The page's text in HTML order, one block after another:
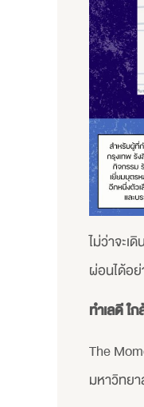
ไม่ว่าจะ
ผ่อนได้อ
ทำเลดี ใ
The
มหาวิทย